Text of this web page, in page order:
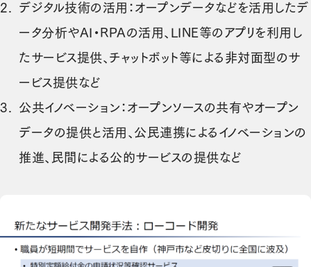
デジタル技術の活用：オープンデータなどを活用したデ
ータ分析やAI・RPAの活用、LINE等のアプリを利用し
たサービス提供、チャットボット等による非対面型のサ
ービス提供など
公共イノベーション：オープンソースの共有やオープン
データの提供と活用、公民連携によるイノベーションの
推進、民間による公的サービスの提供など